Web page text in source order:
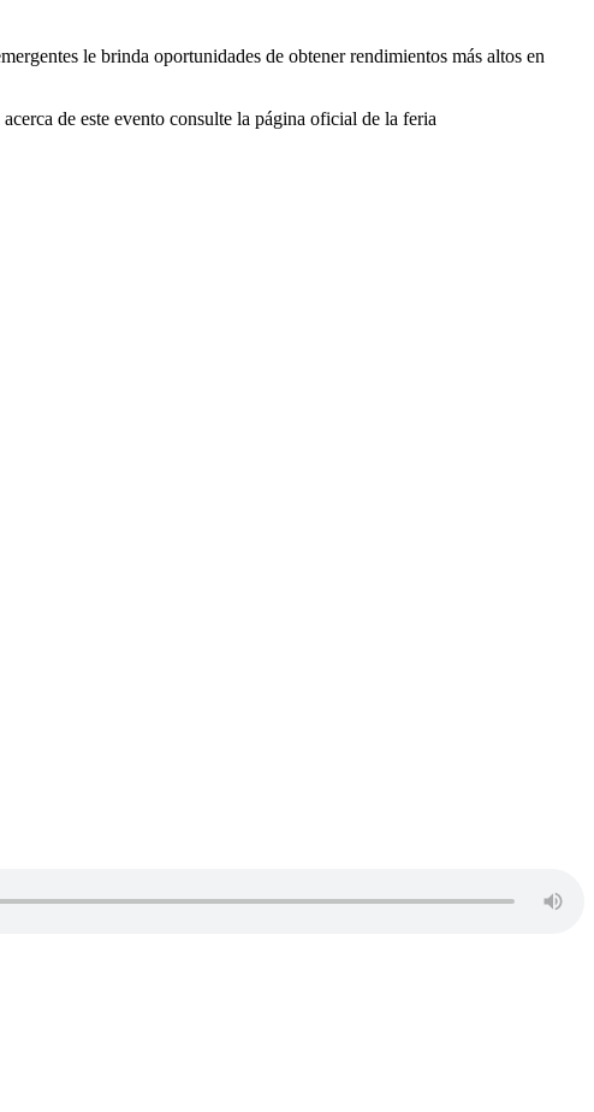
le brinda oportunidades de obtener rendimientos más altos en
de este evento consulte la página oficial de la feria